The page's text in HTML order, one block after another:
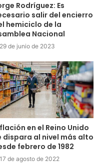
Rodríguez: Es
salir del encierro
hemiciclo de la
Nacional
29 de junio de 2023
en el Reino Unido
dispara al nivel más alto
febrero de 1982
17 de agosto de 2022